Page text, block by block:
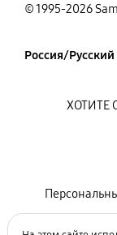
© 1995-2026
Россия/Русский
ХОТИТЕ